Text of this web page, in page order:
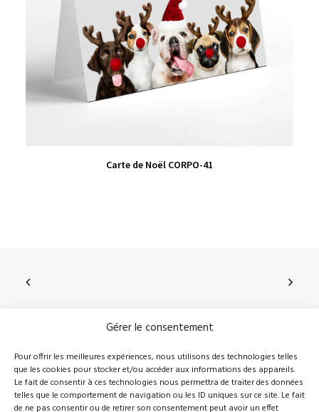
Gérer le consentement
Pour offrir les meilleures expériences, nous utilisons des technologies telles
que les cookies pour stocker et/ou accéder aux informations des appareils.
Le fait de consentir à ces technologies nous permettra de traiter des données
telles que le comportement de navigation ou les ID uniques sur ce site. Le fait
de ne pas consentir ou de retirer son consentement peut avoir un effet
VIEW PRODUCT
Carte de Noël CORPO-41
210, rue Principale, Vallée-Jonction (Qc), G0S 3J0
418 389-8899info@novalie.ca